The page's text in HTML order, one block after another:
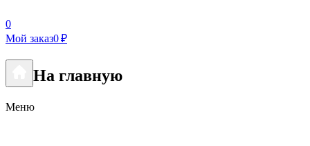
0
Мой заказ0 ₽
На главную
Меню